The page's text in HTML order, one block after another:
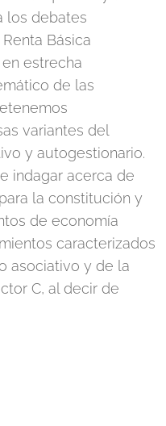
los debates
Básica
estrecha
de las
variantes del
y autogestionario.
indagar acerca de
la constitución y
de economía
caracterizados
asociativo y de la
C, al decir de